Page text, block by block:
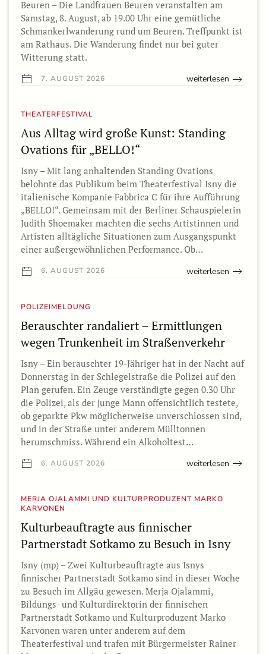
Beuren – Die Landfrauen Beuren veranstalten am
Samstag, 8. August, ab 19.00 Uhr eine gemütliche
Schmankerlwanderung rund um Beuren. Treffpunkt ist
am Rathaus. Die Wanderung findet nur bei guter
Witterung statt.
7. AUGUST 2026 weiterlesen
THEATERFESTIVAL
Aus Alltag wird große Kunst: Standing
Ovations für „BELLO!“
Isny – Mit lang anhaltenden Standing Ovations
belohnte das Publikum beim Theaterfestival Isny die
italienische Kompanie Fabbrica C für ihre Aufführung
„BELLO!“. Gemeinsam mit der Berliner Schauspielerin
Judith Shoemaker machten die sechs Artistinnen und
Artisten alltägliche Situationen zum Ausgangspunkt
einer außergewöhnlichen Performance. Ob…
6. AUGUST 2026 weiterlesen
POLIZEIMELDUNG
Berauschter randaliert – Ermittlungen
wegen Trunkenheit im Straßenverkehr
Isny – Ein berauschter 19-Jähriger hat in der Nacht auf
Donnerstag in der Schlegelstraße die Polizei auf den
Plan gerufen. Ein Zeuge verständigte gegen 0.30 Uhr
die Polizei, als der junge Mann offensichtlich testete,
ob geparkte Pkw möglicherweise unverschlossen sind,
und in der Straße unter anderem Mülltonnen
herumschmiss. Während ein Alkoholtest…
6. AUGUST 2026 weiterlesen
MERJA OJALAMMI UND KULTURPRODUZENT MARKO
KARVONEN
Kulturbeauftragte aus finnischer
Partnerstadt Sotkamo zu Besuch in Isny
Isny (mp) – Zwei Kulturbeauftragte aus Isnys
finnischer Partnerstadt Sotkamo sind in dieser Woche
zu Besuch im Allgäu gewesen. Merja Ojalammi,
Bildungs- und Kulturdirektorin der finnischen
Partnerstadt Sotkamo und Kulturproduzent Marko
Karvonen waren unter anderem auf dem
Theaterfestival und trafen mit Bürgermeister Rainer